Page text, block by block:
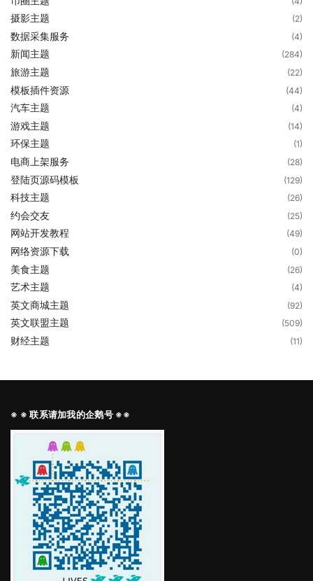
摄影主题 (2)
数据采集服务 (4)
新闻主题 (284)
旅游主题 (22)
模板插件资源 (44)
汽车主题 (4)
游戏主题 (14)
环保主题 (1)
电商上架服务 (28)
登陆页源码模板 (129)
科技主题 (26)
约会交友 (25)
网站开发教程 (49)
网络资源下载 (0)
美食主题 (26)
艺术主题 (4)
英文商城主题 (92)
英文联盟主题 (509)
财经主题 (11)
※ ※ 联系请加我的企鹅号 ※※